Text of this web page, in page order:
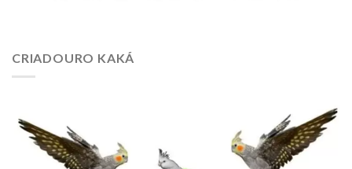
CRIADOURO KAKÁ